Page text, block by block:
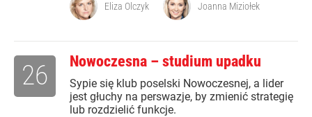
Eliza Olczyk Joanna Miziołek
Nowoczesna – studium upadku
Sypie się klub poselski Nowoczesnej, a lider
jest głuchy na perswazje, by zmienić strategię
lub rozdzielić funkcje.
26